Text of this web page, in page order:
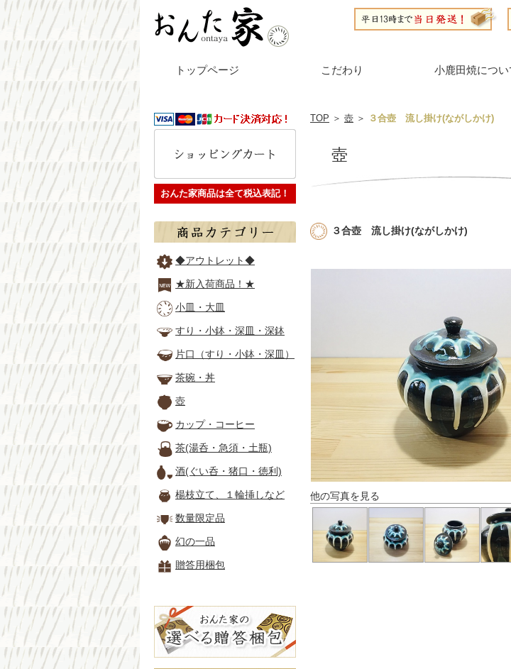
トップページ こだわり 小鹿田焼につい
TOP ＞ 壺 ＞ ３合壺 流し掛け(ながしかけ)
壺
３合壺 流し掛け(ながしかけ)
他の写真を見る
おんた家商品は全て税込表記！
◆アウトレット◆
★新入荷商品！★
小皿・大皿
すり・小鉢・深皿・深鉢
片口（すり・小鉢・深皿）
茶碗・丼
壺
カップ・コーヒー
茶(湯呑・急須・土瓶)
酒(ぐい呑・猪口・徳利)
楊枝立て、１輪挿しなど
数量限定品
幻の一品
贈答用梱包